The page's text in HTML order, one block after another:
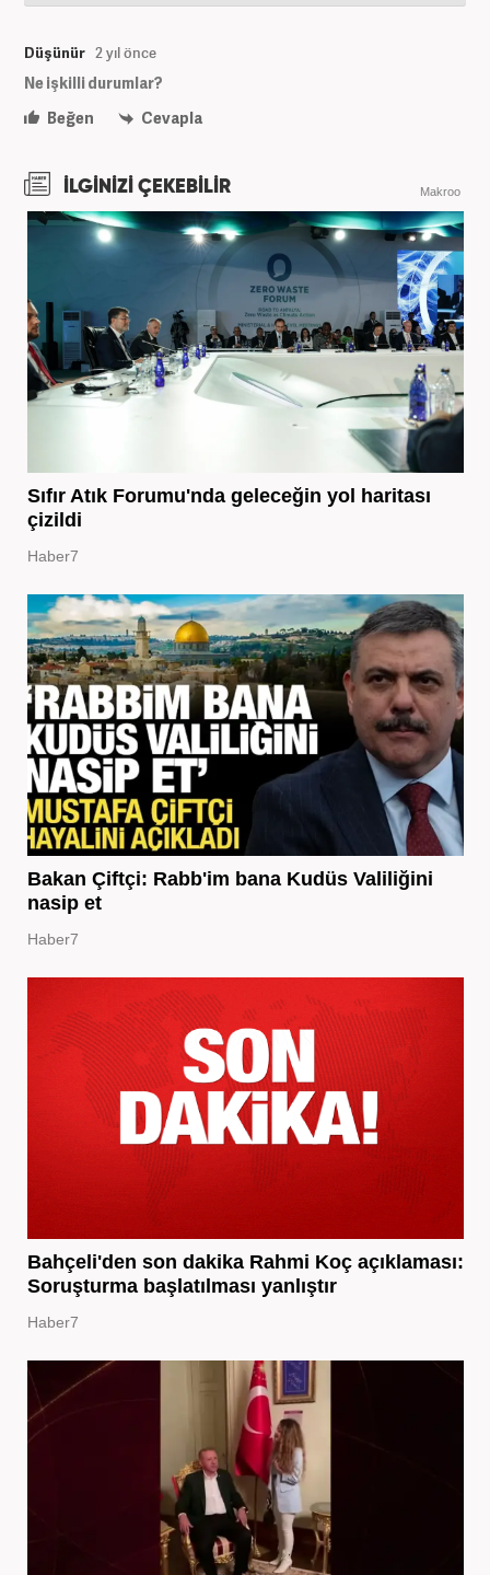
Düşünür 2 yıl önce
Ne işkilli durumlar?
Beğen
Cevapla
İLGİNİZİ ÇEKEBİLİR Makroo
Sıfır Atık Forumu'nda geleceğin yol haritası
çizildi
Haber7
Bakan Çiftçi: Rabb'im bana Kudüs Valiliğini
nasip et
Haber7
Bahçeli'den son dakika Rahmi Koç açıklaması:
Soruşturma başlatılması yanlıştır
Haber7